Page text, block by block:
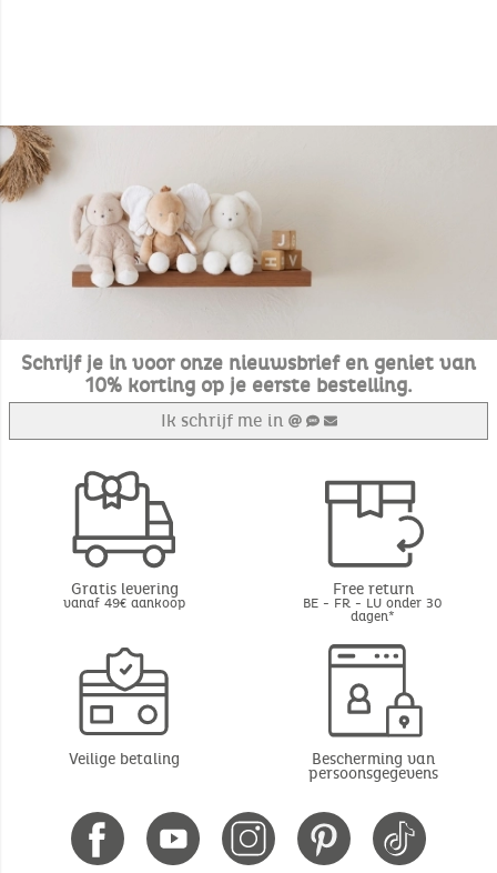
Schrijf je in voor onze nieuwsbrief en geniet van
10% korting op je eerste bestelling.
Ik schrijf me in
Gratis levering
vanaf 49€ aankoop
Free return
BE - FR - LU onder 30
dagen*
Veilige betaling Bescherming van
persoonsgegevens